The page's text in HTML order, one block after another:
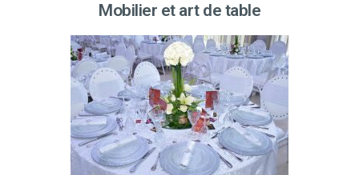
Mobilier et art de table